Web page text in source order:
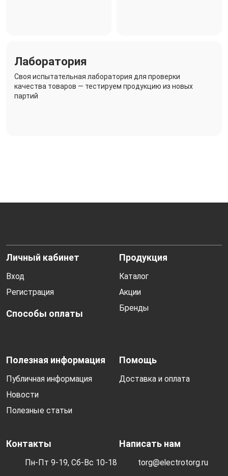
Лаборатория
Своя испытательная лаборатория для проверки
качества товаров — тестируем продукцию из новых
партий
Личный кабинет
Вход
Регистрация
Способы оплаты
Продукция
Каталог
Акции
Бренды
Полезная информация
Публичная информация
Новости
Полезные статьи
Помощь
Доставка и оплата
Контакты
Пн-Пт 9-19, Сб-Вс 10-18
Написать нам
torg@electrotorg.ru